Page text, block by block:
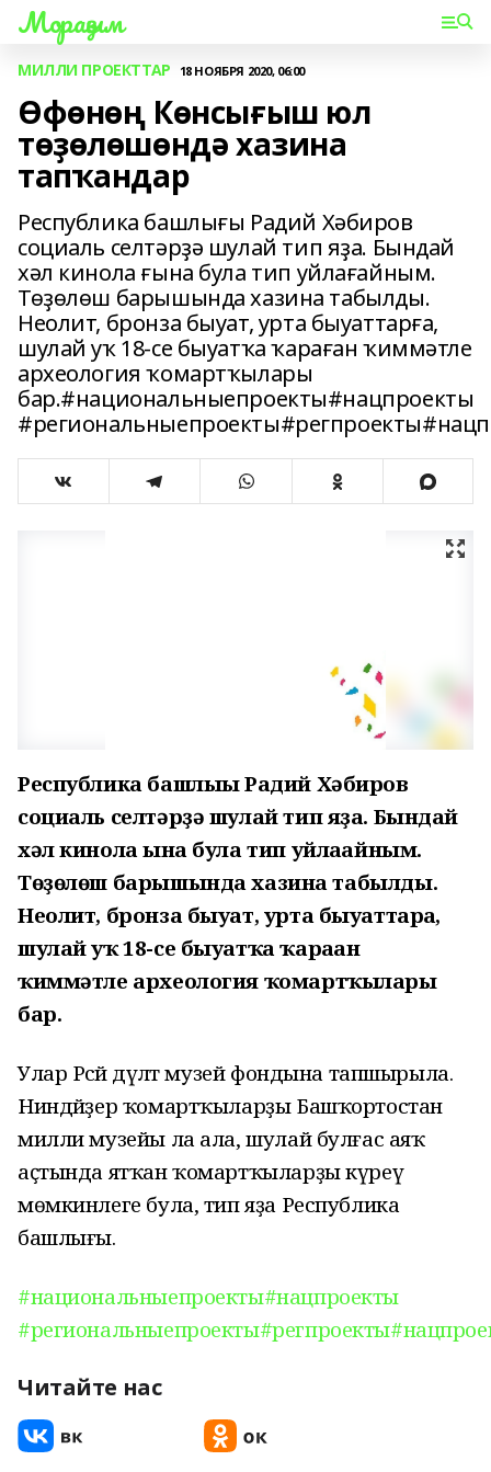
Мораҙым
МИЛЛИ ПРОЕКТТАР 18 НОЯБРЯ 2020, 06:00
Өфөнөң Көнсығыш юл
төҙөлөшөндә хазина
тапҡандар
Республика башлығы Радий Хәбиров
социаль селтәрҙә шулай тип яҙа. Бындай
хәл кинола ғына була тип уйлағайным.
Төҙөлөш барышында хазина табылды.
Неолит, бронза быуат, урта быуаттарға,
шулай уҡ 18-се быуатҡа ҡараған ҡиммәтле
археология ҡомартҡылары
бар.#национальныепроекты#нацпроекты
Республика башлығы Радий Хәбиров
социаль селтәрҙә шулай тип яҙа. Бындай
хәл кинола ғына була тип уйлағайным.
Төҙөлөш барышында хазина табылды.
Неолит, бронза быуат, урта быуаттарға,
шулай уҡ 18-се быуатҡа ҡараған
ҡиммәтле археология ҡомартҡылары
бар.
Улар Рәсәй дәүләт музей фондына тапшырыла.
Ниндәйҙер ҡомартҡыларҙы Башҡортостан
милли музейы ла ала, шулай булғас аяҡ
аҫтында ятҡан ҡомартҡыларҙы күреү
мөмкинлеге була, тип яҙа Республика
башлығы.
#национальныепроекты#нацпроекты
#региональныепроекты#регпроекты
Читайте нас